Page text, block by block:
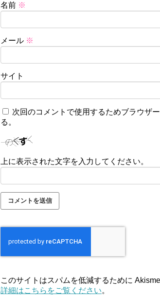
名前 ※
メール ※
サイト
次回のコメントで使用するためブラウザ
る。
上に表示された文字を入力してください。
このサイトはスパムを低減するために
詳細はこちらをご覧ください。